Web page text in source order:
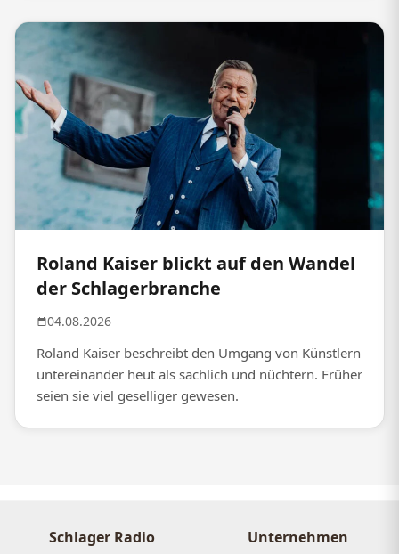
Roland Kaiser blickt auf den Wandel
der Schlagerbranche
04.08.2026
Roland Kaiser beschreibt den Umgang von Künstlern
untereinander heut als sachlich und nüchtern. Früher
seien sie viel geselliger gewesen.
Schlager Radio Unternehmen